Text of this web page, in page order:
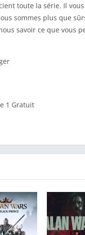
toute la série. Il
sommes plus que
savoir ce que vous
1 Gratuit